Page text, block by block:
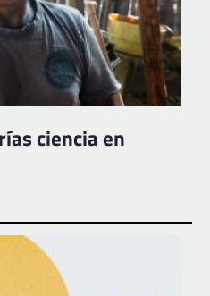
ciencia en